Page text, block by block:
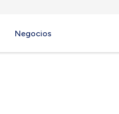
Negocios